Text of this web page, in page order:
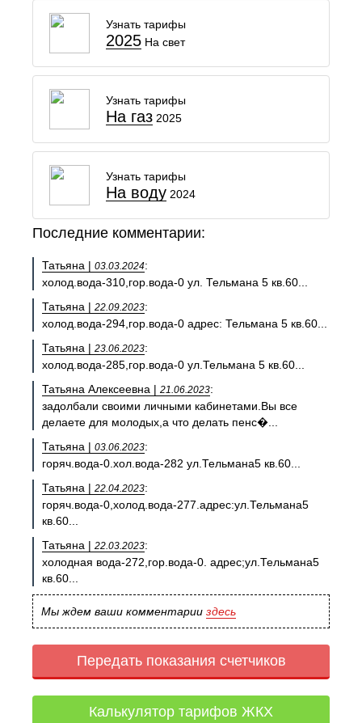
Узнать тарифы
2025 На свет
Узнать тарифы
На газ 2025
Узнать тарифы
На воду 2024
Последние комментарии:
Татьяна | 03.03.2024:
холод.вода-310,гор.вода-0 ул. Тельмана 5 кв.60...
Татьяна | 22.09.2023:
холод.вода-294,гор.вода-0 адрес: Тельмана 5 кв.60...
Татьяна | 23.06.2023:
холод.вода-285,гор.вода-0 ул.Тельмана 5 кв.60...
Татьяна Алексеевна | 21.06.2023:
задолбали своими личными кабинетами.Вы все
делаете для молодых,а что делать пенс�...
Татьяна | 03.06.2023:
горяч.вода-0.хол.вода-282 ул.Тельмана5 кв.60...
Татьяна | 22.04.2023:
горяч.вода-0,холод.вода-277.адрес:ул.Тельмана5
кв.60...
Татьяна | 22.03.2023:
холодная вода-272,гор.вода-0. адрес;ул.Тельмана5
кв.60...
Мы ждем ваши комментарии здесь
Передать показания счетчиков
Калькулятор тарифов ЖКХ